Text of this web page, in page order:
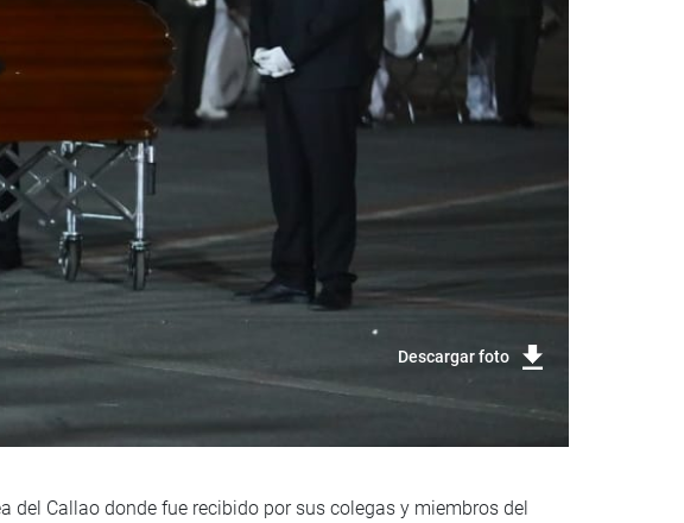
Descargar foto
del Callao donde fue recibido por sus colegas y miembros del